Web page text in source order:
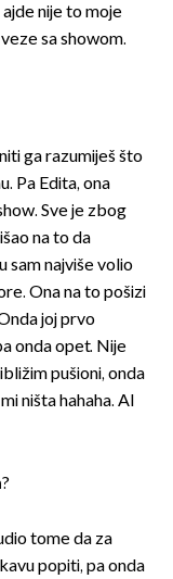
nije to moje
sa showom.
ga razumiješ što
Pa Edita, ona
Sve je zbog
na to da
sam najviše volio
Ona na to pošizi
joj prvo
onda opet. Nije
pušioni, onda
ništa hahaha. Al
?
tome da za
popiti, pa onda